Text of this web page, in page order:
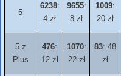
5
6238:
4 zł
9655:
8 zł
1009:
20 zł
5 z
Plus
476:
12 zł
1070:
22 zł
83: 48
zł